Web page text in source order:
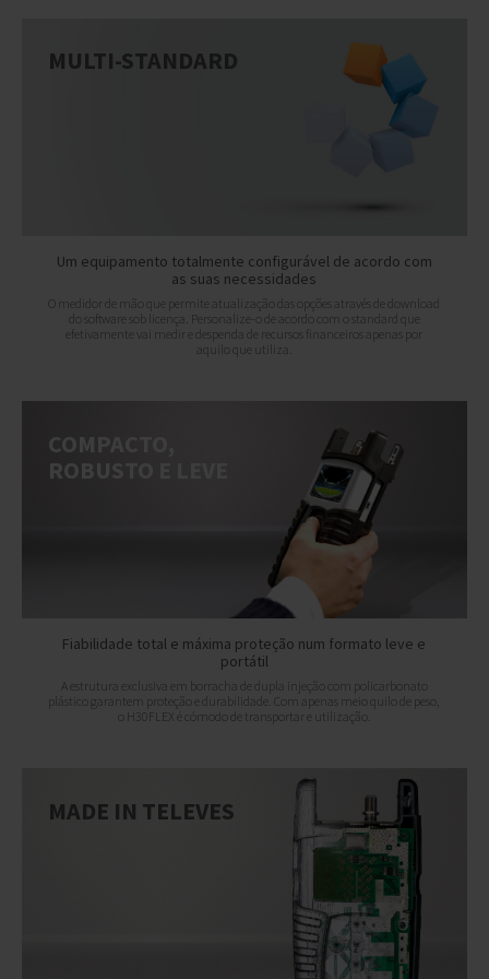
MULTI-STANDARD
Um equipamento totalmente configurável de acordo com
as suas necessidades
O medidor de mão que permite atualização das opções através de download
do software sob licença. Personalize-o de acordo com o standard que
efetivamente vai medir e despenda de recursos financeiros apenas por
aquilo que utiliza.
COMPACTO,
ROBUSTO E LEVE
Fiabilidade total e máxima proteção num formato leve e
portátil
A estrutura exclusiva em borracha de dupla injeção com policarbonato
plástico garantem proteção e durabilidade. Com apenas meio quilo de peso,
o H30FLEX é cómodo de transportar e utilização.
MADE IN TELEVES